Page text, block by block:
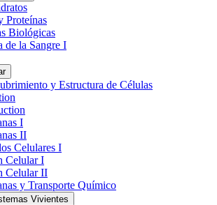
Proteínas
Biológicas
de la Sangre I
y Estructura de Células
I
II
Celulares I
Celular I
Celular II
y Transporte Químico
Vivientes